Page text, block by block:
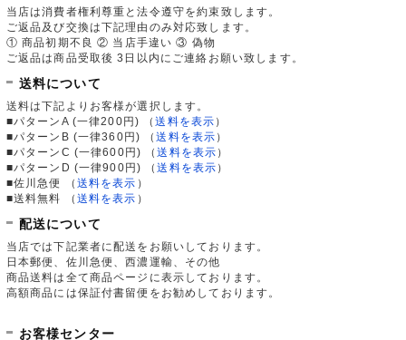
当店は消費者権利尊重と法令遵守を約束致します。
ご返品及び交換は下記理由のみ対応致します。
① 商品初期不良 ② 当店手違い ③ 偽物
ご返品は商品受取後 3日以内にご連絡お願い致します。
送料について
送料は下記よりお客様が選択します。
■パターンA (一律200円)
（送料を表示 ）
■パターンB (一律360円)
（送料を表示 ）
■パターンC (一律600円)
（送料を表示 ）
■パターンD (一律900円)
（送料を表示 ）
■佐川急便
（ 送料を表示 ）
■送料無料
（ 送料を表示 ）
配送について
当店では下記業者に配送をお願いしております。
日本郵便、佐川急便、西濃運輸、その他
商品送料は全て商品ページに表示しております。
高額商品には保証付書留便をお勧めしております。
お客様センター